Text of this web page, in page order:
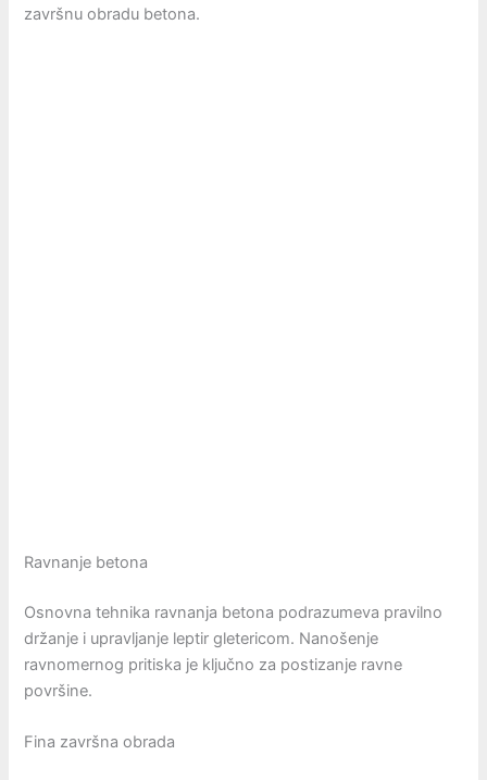
završnu obradu betona.
Ravnanje betona
Osnovna tehnika ravnanja betona podrazumeva pravilno
držanje i upravljanje leptir gletericom. Nanošenje
ravnomernog pritiska je ključno za postizanje ravne
površine.
Fina završna obrada